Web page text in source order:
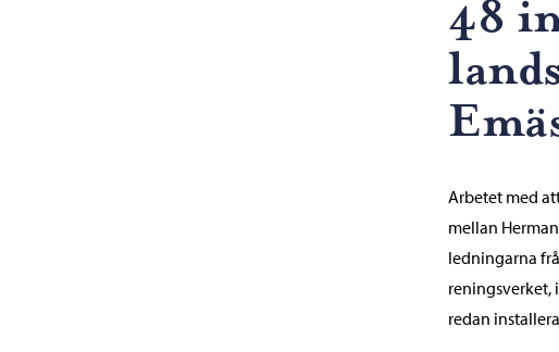
48
Arbetet med
mellan
ledningarna
reningsverket,
redan